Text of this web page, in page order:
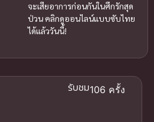
จะเสียอาการก่อนกันในศึกรักสุด
ป่วน คลิกดูออนไลน์แบบซับไทย
ได้แล้ววันนี้!
รับชม106 ครั้ง